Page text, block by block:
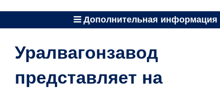
Дополнительная информация
Уралвагонзавод
представляет на